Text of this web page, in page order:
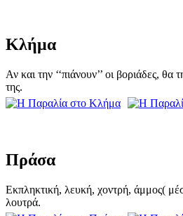
Κλήμα
Αν και την ‘‘πιάνουν’’ οι βοριάδες,
της.
Πράσα
Εκπληκτική, λευκή, χοντρή, άμμος(
λουτρά.